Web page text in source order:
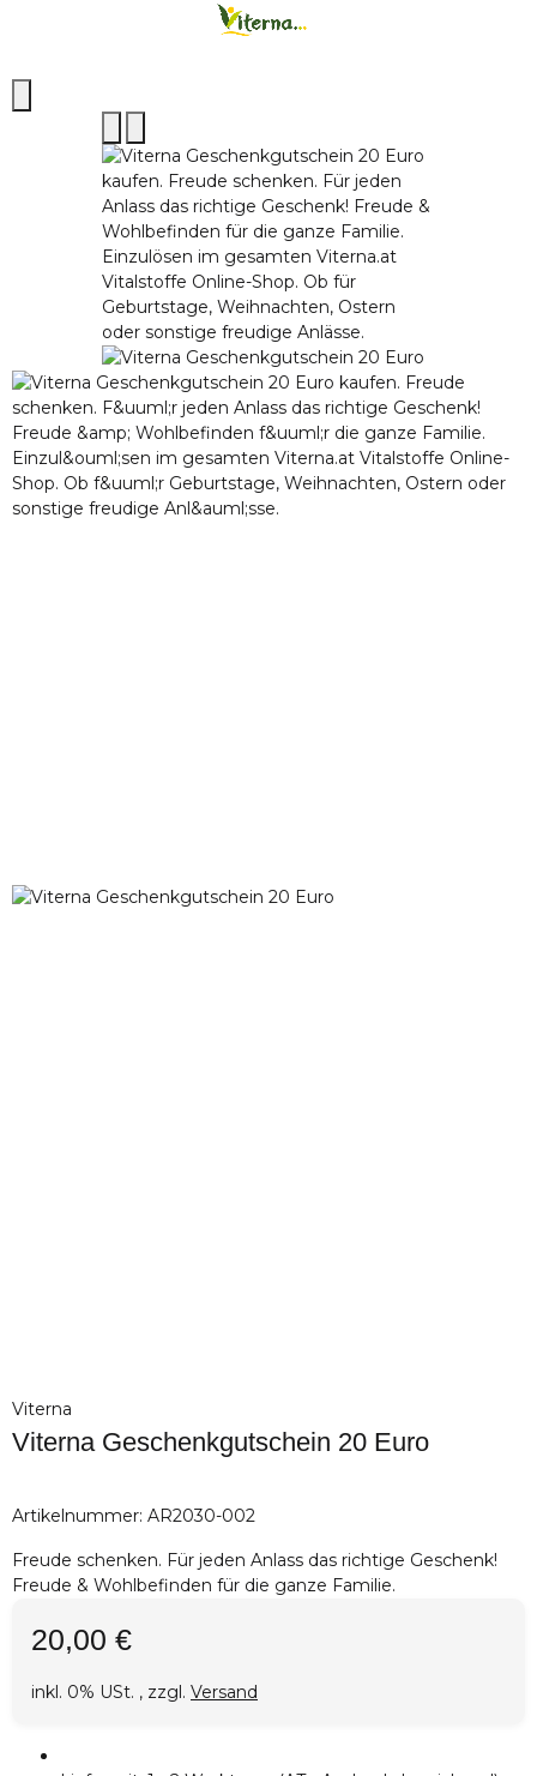
Viterna
Viterna Geschenkgutschein 20 Euro
Artikelnummer: AR2030-002
Freude schenken. Für jeden Anlass das richtige Geschenk!
Freude & Wohlbefinden für die ganze Familie.
20,00 €
inkl. 0% USt. , zzgl. Versand